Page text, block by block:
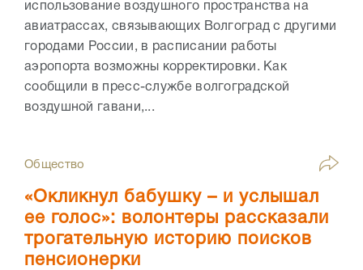
использование воздушного пространства на
авиатрассах, связывающих Волгоград с другими
городами России, в расписании работы
аэропорта возможны корректировки. Как
сообщили в пресс-службе волгоградской
воздушной гавани,...
Общество
«Окликнул бабушку – и услышал
ее голос»: волонтеры рассказали
трогательную историю поисков
пенсионерки